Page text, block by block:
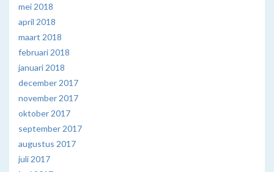
mei 2018
april 2018
maart 2018
februari 2018
januari 2018
december 2017
november 2017
oktober 2017
september 2017
augustus 2017
juli 2017